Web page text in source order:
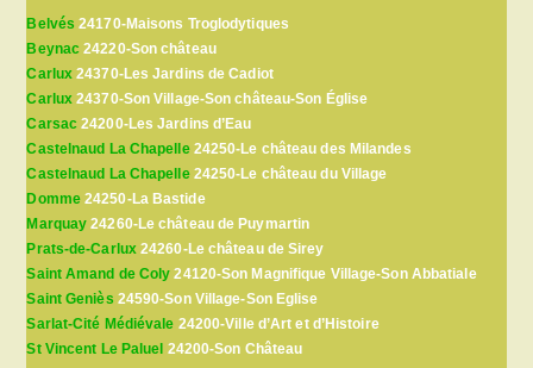
Belvés 24170-Maisons Troglodytiques
Beynac 24220-Son château
Carlux 24370-Les Jardins de Cadiot
Carlux 24370-Son Village-Son château-Son Église
Carsac 24200-Les Jardins d’Eau
Castelnaud La Chapelle24250-Le château des Milandes
Castelnaud La Chapelle24250-Le château du Village
Domme24250-La Bastide
Marquay 24260-Le château de Puymartin
Prats-de-Carlux24260-Le château de Sirey
Saint Amand de Coly 24120-Son Magnifique Village-Son Abbatiale
Saint Geniès 24590-Son Village-Son Eglise
Sarlat-Cité Médiévale 24200-Ville d’Art et d’Histoire
St Vincent Le Paluel 24200-Son Château